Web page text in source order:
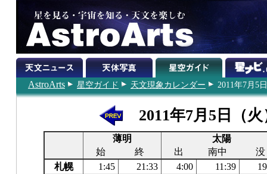
AstroArts 星空ガイド 天文現象カレンダー 2011年7月5日
2011年7月5日（火
薄明
太陽
始
終 出 南中
没
札幌
1:45 21:33 4:00 11:39